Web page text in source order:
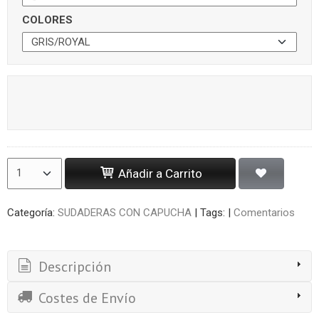
COLORES
Añadir a Carrito
Categoría: SUDADERAS CON CAPUCHA | Tags: | Comentarios
Descripción
Costes de Envío